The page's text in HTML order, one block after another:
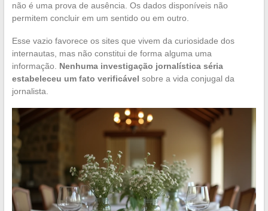
não é uma prova de ausência. Os dados disponíveis não
permitem concluir em um sentido ou em outro.
Esse vazio favorece os sites que vivem da curiosidade dos
internautas, mas não constitui de forma alguma uma
informação. Nenhuma investigação jornalística séria
estabeleceu um fato verificável sobre a vida conjugal da
jornalista.